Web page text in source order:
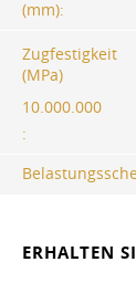
(mm):
Zugfestigkeit
(MPa)
10.000.000
:
ERHALTEN